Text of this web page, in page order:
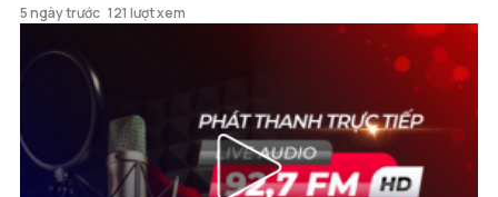
5 ngày trước 121 lượt xem